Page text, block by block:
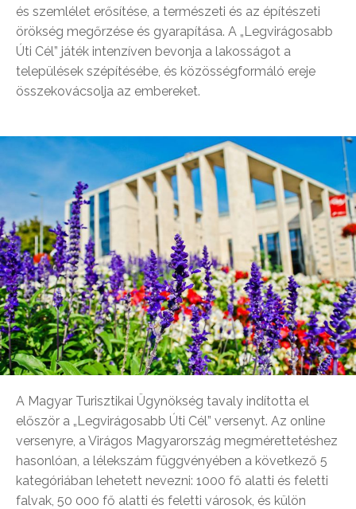
és szemlélet erősítése, a természeti és az építészeti
örökség megőrzése és gyarapítása. A „Legvirágosabb
Úti Cél” játék intenzíven bevonja a lakosságot a
települések szépítésébe, és közösségformáló ereje
összekovácsolja az embereket.
A Magyar Turisztikai Ügynökség tavaly indította el
először a „Legvirágosabb Úti Cél” versenyt. Az online
versenyre, a Virágos Magyarország megmérettetéshez
hasonlóan, a lélekszám függvényében a következő 5
kategóriában lehetett nevezni: 1000 fő alatti és feletti
falvak, 50 000 fő alatti és feletti városok, és külön